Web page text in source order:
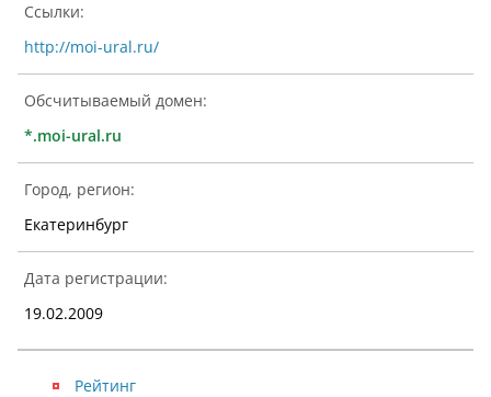
Ссылки:
http://moi-ural.ru/
Обсчитываемый домен:
*.moi-ural.ru
Город, регион:
Екатеринбург
Дата регистрации:
19.02.2009
Рейтинг